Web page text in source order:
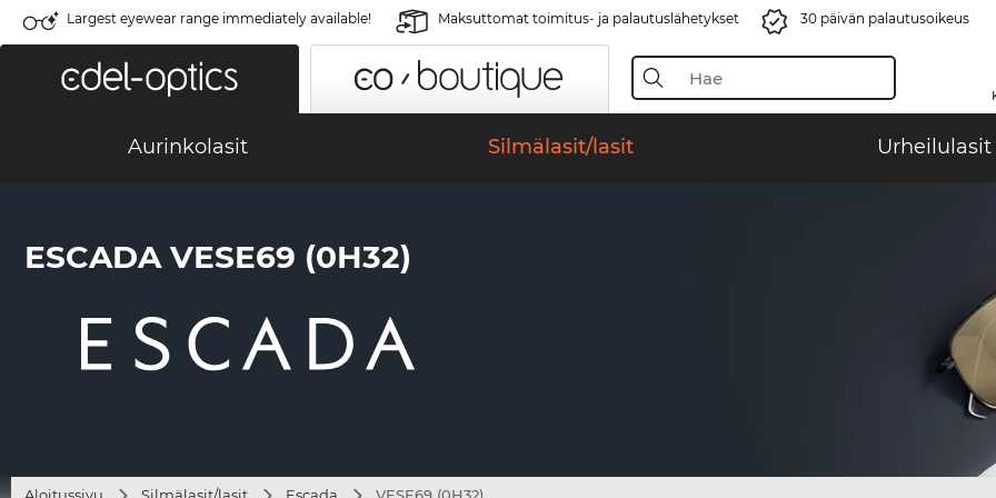
Largest eyewear range immediately available! Maksuttomat toimitus- ja palautuslähetykset 30 päivän palautusoikeus
Aurinkolasit Silmälasit/lasit Urheilulasit
ESCADA VESE69 (0H32)